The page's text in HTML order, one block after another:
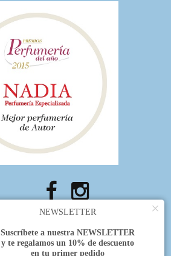
×
NEWSLETTER
Suscríbete a nuestra NEWSLETTER
y te regalamos un 10% de descuento
en tu primer pedido